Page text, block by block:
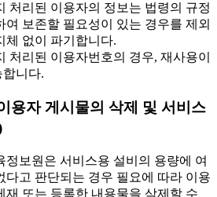
처리된 이용자의 정보는 법령의 규정
여 보존할 필요성이 있는 경우를 제외
체 없이 파기합니다.
처리된 이용자번호의 경우, 재사용이
합니다.
용자 게시물의 삭제 및 서비스
보원은 서비스용 설비의 용량에 여
다고 판단되는 경우 필요에 따라 이용
재 또는 등록한 내용물을 삭제할 수